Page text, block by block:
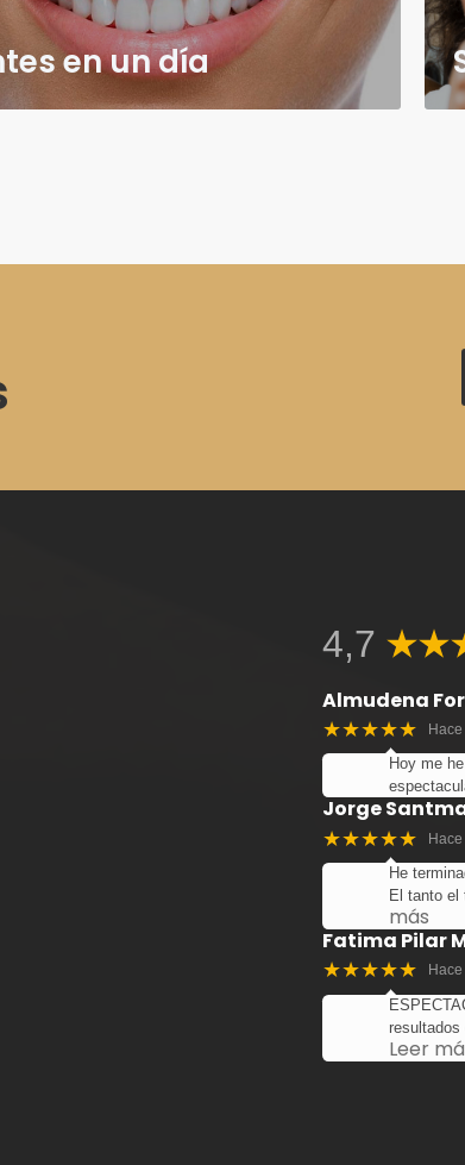
en un día
4,7
Almudena
★★★★★
Hoy me
Jorge
★★★★★
He
El tanto el
más
Fatima Pilar
★★★★★
resultados
Leer